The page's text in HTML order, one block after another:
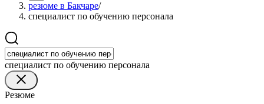
резюме в Бакчаре/
специалист по обучению персонала
специалист по обучению персонала
Резюме